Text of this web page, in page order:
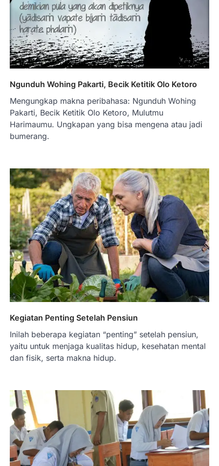
Ngunduh Wohing Pakarti, Becik Ketitik Olo Ketoro
Mengungkap makna peribahasa: Ngunduh Wohing
Pakarti, Becik Ketitik Olo Ketoro, Mulutmu
Harimaumu. Ungkapan yang bisa mengena atau jadi
bumerang.
Kegiatan Penting Setelah Pensiun
Inilah beberapa kegiatan “penting” setelah pensiun,
yaitu untuk menjaga kualitas hidup, kesehatan mental
dan fisik, serta makna hidup.